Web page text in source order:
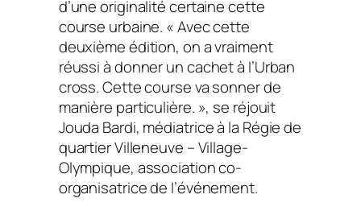
d’une originalité certaine cette
course urbaine. « Avec cette
deuxième édition, on a vraiment
réussi à donner un cachet à l’Urban
cross. Cette course va sonner de
manière particulière. », se réjouit
Jouda Bardi, médiatrice à la Régie de
quartier Villeneuve – Village-
Olympique, association co-
organisatrice de l’événement.